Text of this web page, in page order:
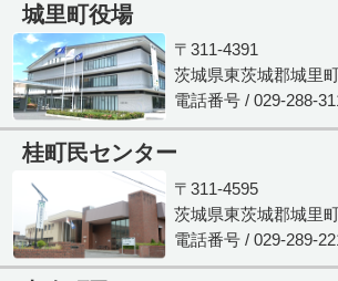
城里町役場
〒311-4391
茨城県東茨城郡城里
電話番号 / 029-288-
桂町民センター
〒311-4595
茨城県東茨城郡城里
電話番号 / 029-289-